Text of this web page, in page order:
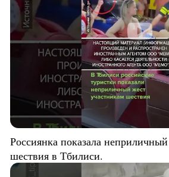
Россиянка показала
шествия в Тбилиси.